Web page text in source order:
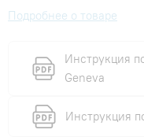
Подробнее о товаре
Инструкция
Geneva
Инструкция